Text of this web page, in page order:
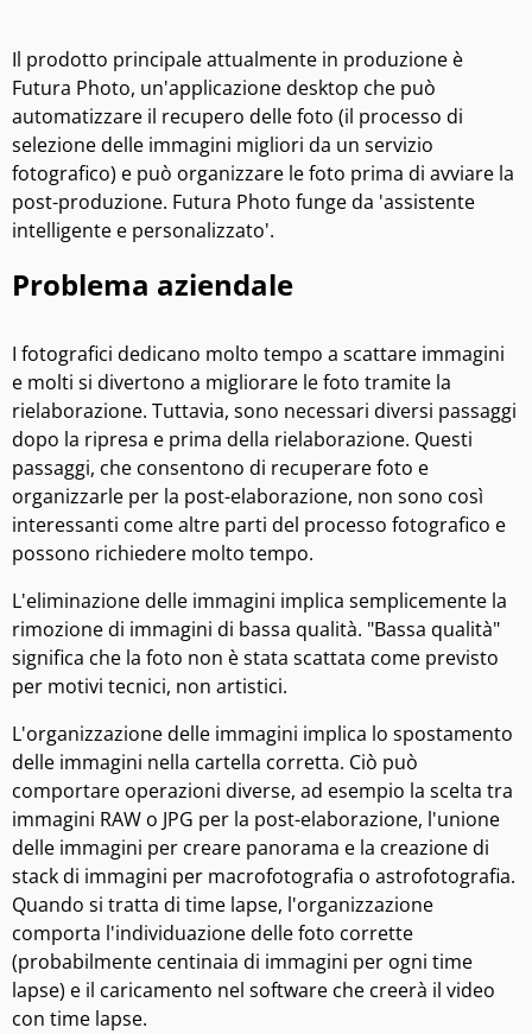
Il prodotto principale attualmente in produzione è
Futura Photo, un'applicazione desktop che può
automatizzare il recupero delle foto (il processo di
selezione delle immagini migliori da un servizio
fotografico) e può organizzare le foto prima di avviare la
post-produzione. Futura Photo funge da 'assistente
intelligente e personalizzato'.
Problema aziendale
I fotografici dedicano molto tempo a scattare immagini
e molti si divertono a migliorare le foto tramite la
rielaborazione. Tuttavia, sono necessari diversi passaggi
dopo la ripresa e prima della rielaborazione. Questi
passaggi, che consentono di recuperare foto e
organizzarle per la post-elaborazione, non sono così
interessanti come altre parti del processo fotografico e
possono richiedere molto tempo.
L'eliminazione delle immagini implica semplicemente la
rimozione di immagini di bassa qualità. "Bassa qualità"
significa che la foto non è stata scattata come previsto
per motivi tecnici, non artistici.
L'organizzazione delle immagini implica lo spostamento
delle immagini nella cartella corretta. Ciò può
comportare operazioni diverse, ad esempio la scelta tra
immagini RAW o JPG per la post-elaborazione, l'unione
delle immagini per creare panorama e la creazione di
stack di immagini per macrofotografia o astrofotografia.
Quando si tratta di time lapse, l'organizzazione
comporta l'individuazione delle foto corrette
(probabilmente centinaia di immagini per ogni time
lapse) e il caricamento nel software che creerà il video
con time lapse.